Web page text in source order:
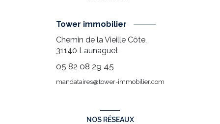
Tower immobilier
Chemin de la Vieille Côte,
31140 Launaguet
05 82 08 29 45
mandataires@tower-immobilier.com
NOS RÉSEAUX